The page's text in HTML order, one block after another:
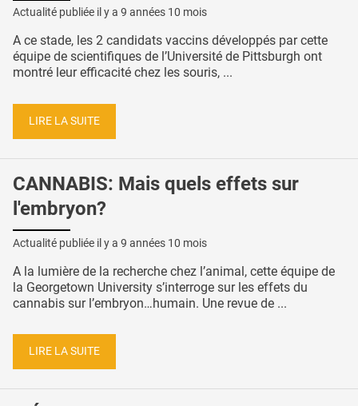
Actualité publiée il y a 9 années 10 mois
A ce stade, les 2 candidats vaccins développés par cette
équipe de scientifiques de l’Université de Pittsburgh ont
montré leur efficacité chez les souris, ...
LIRE LA SUITE
CANNABIS: Mais quels effets sur
l'embryon?
Actualité publiée il y a 9 années 10 mois
A la lumière de la recherche chez l’animal, cette équipe de
la Georgetown University s’interroge sur les effets du
cannabis sur l’embryon…humain. Une revue de ...
LIRE LA SUITE